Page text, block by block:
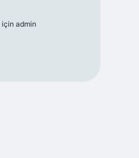
için admin